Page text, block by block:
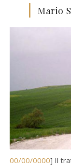
Mario
00/00/0000] Il